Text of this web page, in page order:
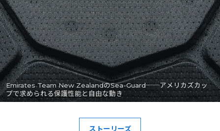
Emirates Team New ZealandのSea-Guard──アメリカズカッ
プで求められる保護性能と自由な動き
ストーリーズ